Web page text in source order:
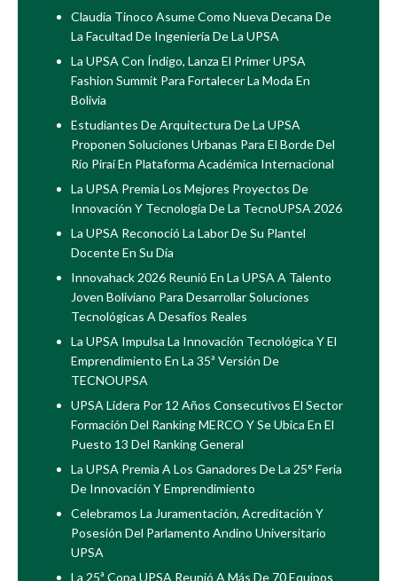
Claudia Tinoco Asume Como Nueva Decana De
La Facultad De Ingeniería De La UPSA
La UPSA Con Índigo, Lanza El Primer UPSA
Fashion Summit Para Fortalecer La Moda En
Bolivia
Estudiantes De Arquitectura De La UPSA
Proponen Soluciones Urbanas Para El Borde Del
Río Piraí En Plataforma Académica Internacional
La UPSA Premia Los Mejores Proyectos De
Innovación Y Tecnología De La TecnoUPSA 2026
La UPSA Reconoció La Labor De Su Plantel
Docente En Su Día
Innovahack 2026 Reunió En La UPSA A Talento
Joven Boliviano Para Desarrollar Soluciones
Tecnológicas A Desafíos Reales
La UPSA Impulsa La Innovación Tecnológica Y El
Emprendimiento En La 35ª Versión De
TECNOUPSA
UPSA Lidera Por 12 Años Consecutivos El Sector
Formación Del Ranking MERCO Y Se Ubica En El
Puesto 13 Del Ranking General
La UPSA Premia A Los Ganadores De La 25° Feria
De Innovación Y Emprendimiento
Celebramos La Juramentación, Acreditación Y
Posesión Del Parlamento Andino Universitario
UPSA
La 25ª Copa UPSA Reunió A Más De 70 Equipos